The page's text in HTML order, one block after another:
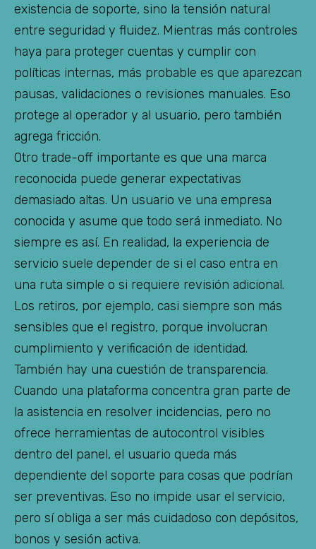
existencia de soporte, sino la tensión natural
entre seguridad y fluidez. Mientras más controles
haya para proteger cuentas y cumplir con
políticas internas, más probable es que aparezcan
pausas, validaciones o revisiones manuales. Eso
protege al operador y al usuario, pero también
agrega fricción.
Otro trade-off importante es que una marca
reconocida puede generar expectativas
demasiado altas. Un usuario ve una empresa
conocida y asume que todo será inmediato. No
siempre es así. En realidad, la experiencia de
servicio suele depender de si el caso entra en
una ruta simple o si requiere revisión adicional.
Los retiros, por ejemplo, casi siempre son más
sensibles que el registro, porque involucran
cumplimiento y verificación de identidad.
También hay una cuestión de transparencia.
Cuando una plataforma concentra gran parte de
la asistencia en resolver incidencias, pero no
ofrece herramientas de autocontrol visibles
dentro del panel, el usuario queda más
dependiente del soporte para cosas que podrían
ser preventivas. Eso no impide usar el servicio,
pero sí obliga a ser más cuidadoso con depósitos,
bonos y sesión activa.